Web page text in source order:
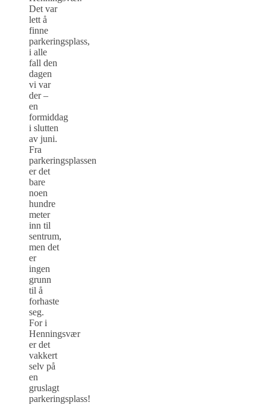
Det var
lett å
finne
parkeringsplass,
i alle
fall den
dagen
vi var
der –
en
formiddag
i slutten
av juni.
Fra
parkeringsplassen
er det
bare
noen
hundre
meter
inn til
sentrum,
men det
er
ingen
grunn
til å
forhaste
seg.
For i
Henningsvær
er det
vakkert
selv på
en
gruslagt
parkeringsplass!